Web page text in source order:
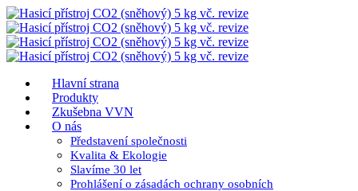
Hlavní strana
Produkty
Zkušebna VVN
O nás
Představení společnosti
Kvalita & Ekologie
Slavíme 30 let
Prohlášení o zásadách ochrany osobních